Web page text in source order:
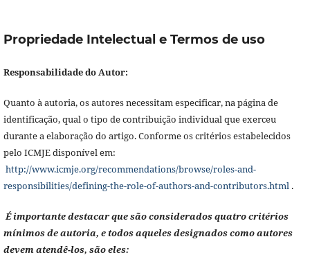
Propriedade Intelectual e Termos de uso
Responsabilidade do Autor:
Quanto à autoria, os autores necessitam especificar, na página de
identificação, qual o tipo de contribuição individual que exerceu
durante a elaboração do artigo. Conforme os critérios estabelecidos
pelo ICMJE disponível em:
http://www.icmje.org/recommendations/browse/roles-and-
responsibilities/defining-the-role-of-authors-and-contributors.html.
É importante destacar que são considerados quatro critérios
mínimos de autoria, e todos aqueles designados como autores
devem atendê-los, são eles: